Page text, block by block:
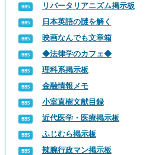
リバータリアニズム掲示板
日本英語の謎を解く
映画なんでも文章箱
◆法律学のカフェ◆
理科系掲示板
金融情報メモ
小室直樹文献目録
近代医学・医療掲示板
ふじむら掲示板
辣腕行政マン掲示板